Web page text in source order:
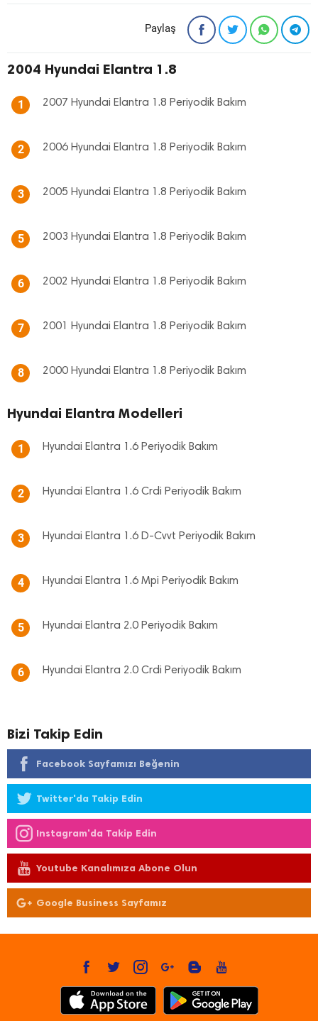
Paylaş
2004 Hyundai Elantra 1.8
1 2007 Hyundai Elantra 1.8 Periyodik Bakım
2 2006 Hyundai Elantra 1.8 Periyodik Bakım
3 2005 Hyundai Elantra 1.8 Periyodik Bakım
5 2003 Hyundai Elantra 1.8 Periyodik Bakım
6 2002 Hyundai Elantra 1.8 Periyodik Bakım
7 2001 Hyundai Elantra 1.8 Periyodik Bakım
8 2000 Hyundai Elantra 1.8 Periyodik Bakım
Hyundai Elantra Modelleri
1 Hyundai Elantra 1.6 Periyodik Bakım
2 Hyundai Elantra 1.6 Crdi Periyodik Bakım
3 Hyundai Elantra 1.6 D-Cvvt Periyodik Bakım
4 Hyundai Elantra 1.6 Mpi Periyodik Bakım
5 Hyundai Elantra 2.0 Periyodik Bakım
6 Hyundai Elantra 2.0 Crdi Periyodik Bakım
Bizi Takip Edin
Facebook Sayfamızı Beğenin
Twitter'da Takip Edin
Instagram'da Takip Edin
Youtube Kanalımıza Abone Olun
Google Business Sayfamız